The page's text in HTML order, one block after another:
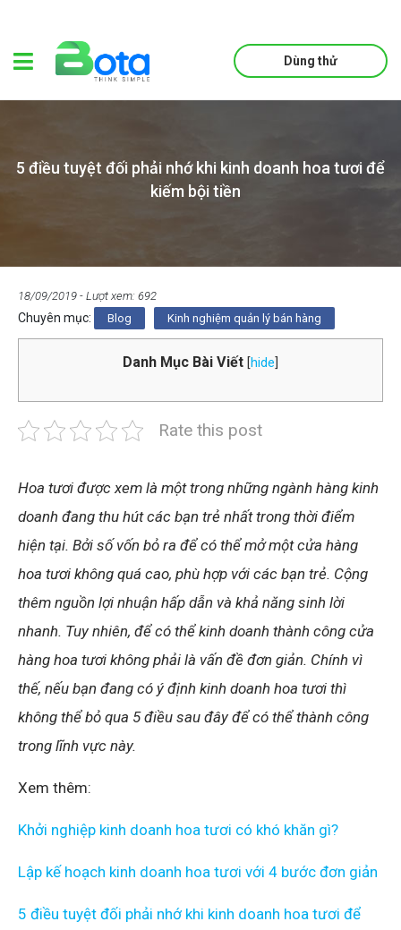
Dùng thử
5 điều tuyệt đối phải nhớ khi kinh doanh hoa tươi để
kiếm bội tiền
18/09/2019 - Lượt xem: 692
Chuyên mục: Blog Kinh nghiệm quản lý bán hàng
Danh Mục Bài Viết [hide
Rate this post
Hoa tươi được xem là một trong những ngành hàng kinh
doanh đang thu hút các bạn trẻ nhất trong thời điểm
hiện tại. Bởi số vốn bỏ ra để có thể mở một cửa hàng
hoa tươi không quá cao, phù hợp với các bạn trẻ. Cộng
thêm nguồn lợi nhuận hấp dẫn và khả năng sinh lời
nhanh. Tuy nhiên, để có thể kinh doanh thành công cửa
hàng hoa tươi không phải là vấn đề đơn giản. Chính vì
thế, nếu bạn đang có ý định kinh doanh hoa tươi thì
không thể bỏ qua 5 điều sau đây để có thể thành công
trong lĩnh vực này.
Xem thêm:
Khởi nghiệp kinh doanh hoa tươi có khó khăn gì?
Lập kế hoạch kinh doanh hoa tươi với 4 bước đơn giản
5 điều tuyệt đối phải nhớ khi kinh doanh hoa tươi để